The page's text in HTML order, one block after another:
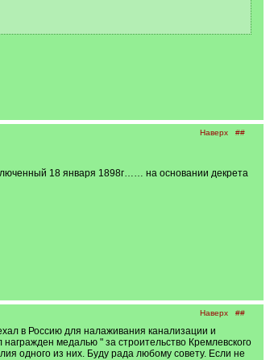
Наверх ##
18 января 1898г…… на основании декрета
Наверх ##
в Россию для налаживания канализации и
медалью " за строительство Кремлевского
одного из них. Буду рада любому совету. Если не